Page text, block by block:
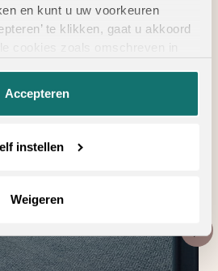
en kunt u uw voorkeuren
te klikken, gaat u akkoord
Accepteren
instellen
Weigeren